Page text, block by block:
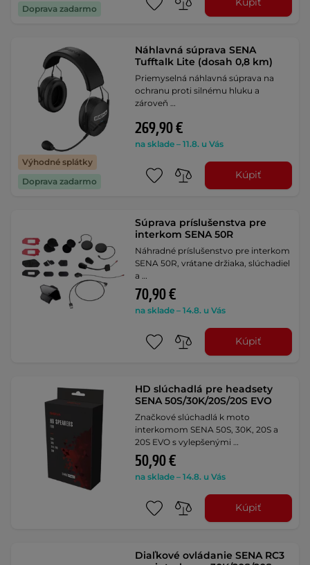
Doprava zadarmo
Výhodné splátky
Doprava zadarmo
Náhlavná súprava SENA
Tufftalk Lite (dosah 0,8 km)
Priemyselná náhlavná súprava na
ochranu proti silnému hluku a
zároveň …
269,90 €
na sklade – 11.8. u Vás
Kúpiť
Súprava príslušenstva pre
interkom SENA 50R
Náhradné príslušenstvo pre interkom
SENA 50R, vrátane držiaka, slúchadiel
a …
70,90 €
na sklade – 14.8. u Vás
Kúpiť
HD slúchadlá pre headsety
SENA 50S/30K/20S/20S EVO
Značkové slúchadlá k moto
interkomom SENA 50S, 30K, 20S a
20S EVO s vylepšenými …
50,90 €
na sklade – 14.8. u Vás
Kúpiť
Diaľkové ovládanie SENA RC3